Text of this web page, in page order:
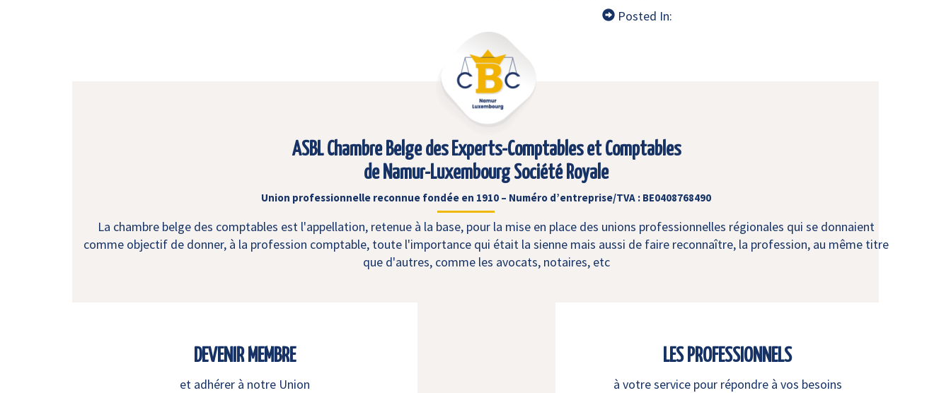
Posted In:
ASBL Chambre Belge des Experts-Comptables et Comptables
de Namur-Luxembourg Société Royale
Union professionnelle reconnue fondée en 1910 – Numéro d’entreprise/TVA : BE0408768490
La chambre belge des comptables est l'appellation, retenue à la base, pour la mise en place des unions professionnelles régionales qui se donnaient
comme objectif de donner, à la profession comptable, toute l'importance qui était la sienne mais aussi de faire reconnaître, la profession, au même titre
que d'autres, comme les avocats, notaires, etc
DEVENIR MEMBRE
et adhérer à notre Union
LES PROFESSIONNELS
à votre service pour répondre à vos besoins